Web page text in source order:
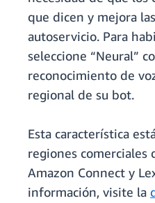
que dicen y mejora
autoservicio. Para
seleccione “Neural”
reconocimiento de
regional de su bot.
Esta característica
regiones comerciales
Amazon Connect y
información, visite la